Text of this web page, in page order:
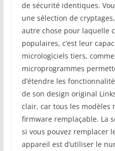
de sécurité identiques.
une sélection de cryptages,
autre chose pour laquelle
populaires, c’est leur
micrologiciels tiers, comme
microprogrammes
d’étendre les
de son design original
clair, car tous les modèles
firmware remplaçable. La
si vous pouvez remplacer
appareil est d’utiliser le